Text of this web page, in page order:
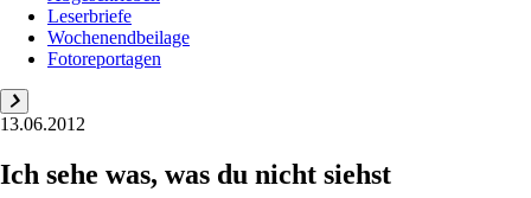
Leserbriefe
Wochenendbeilage
Fotoreportagen
13.06.2012
Ich sehe was, was du nicht siehst